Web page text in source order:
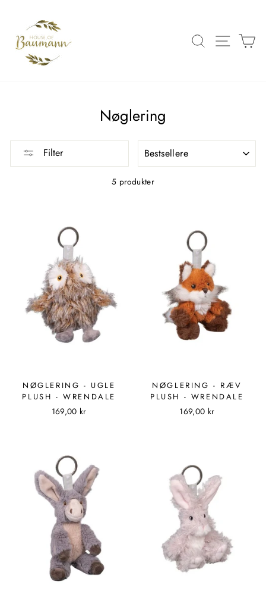
indhold
SØG SIDE
Nøglering
Filter
5 produkter
NØGLERING - UGLE
PLUSH - WRENDALE
169,00 kr
NØGLERING - RÆV
PLUSH - WRENDALE
169,00 kr